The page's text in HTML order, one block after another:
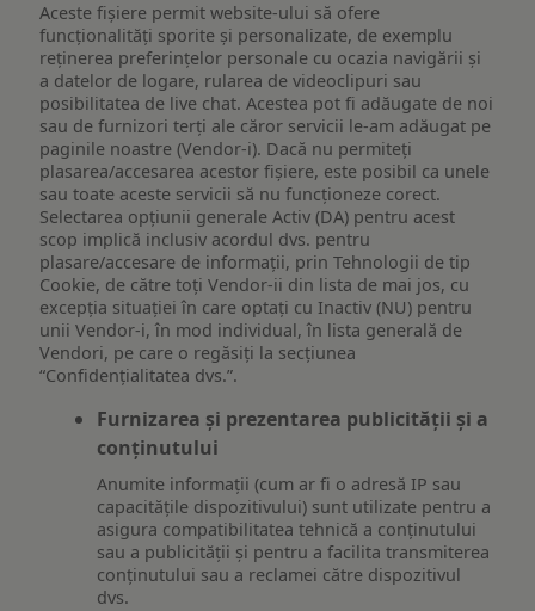
Aceste fișiere permit website-ului să ofere
funcționalități sporite și personalizate, de exemplu
reţinerea preferinţelor personale cu ocazia navigării și
a datelor de logare, rularea de videoclipuri sau
posibilitatea de live chat. Acestea pot fi adăugate de noi
sau de furnizori terți ale căror servicii le-am adăugat pe
paginile noastre (Vendor-i). Dacă nu permiteți
plasarea/accesarea acestor fișiere, este posibil ca unele
sau toate aceste servicii să nu funcționeze corect.
Selectarea opțiunii generale Activ (DA) pentru acest
scop implică inclusiv acordul dvs. pentru
plasare/accesare de informații, prin Tehnologii de tip
Cookie, de către toți Vendor-ii din lista de mai jos, cu
excepția situației în care optați cu Inactiv (NU) pentru
unii Vendor-i, în mod individual, în lista generală de
Vendori, pe care o regăsiți la secțiunea
“Confidențialitatea dvs.”.
Furnizarea și prezentarea publicității și a
conținutului
Anumite informații (cum ar fi o adresă IP sau
capacitățile dispozitivului) sunt utilizate pentru a
asigura compatibilitatea tehnică a conținutului
sau a publicității și pentru a facilita transmiterea
conținutului sau a reclamei către dispozitivul
dvs.